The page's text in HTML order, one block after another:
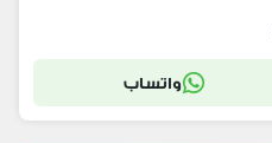
واتساب